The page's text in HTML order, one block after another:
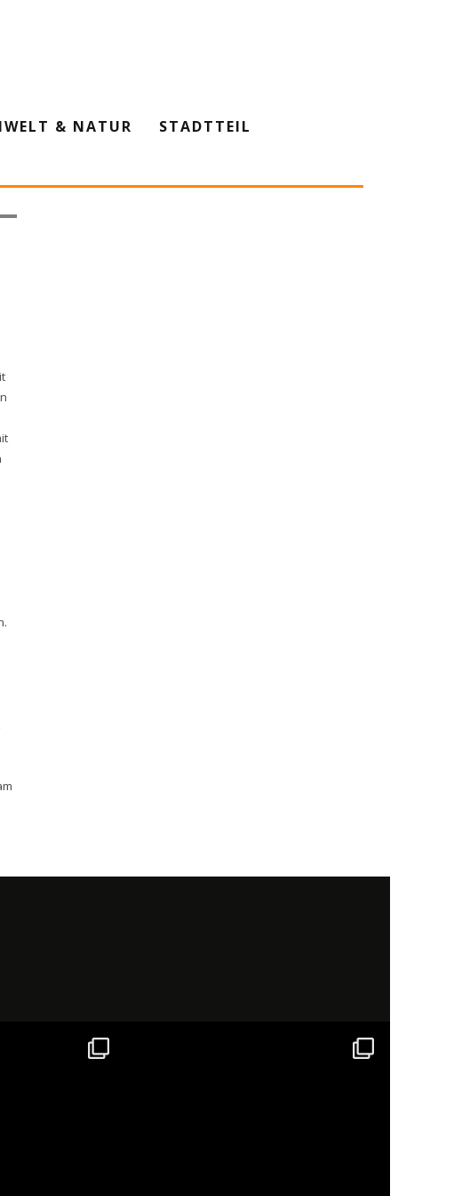
& NATUR
STADTTEIL